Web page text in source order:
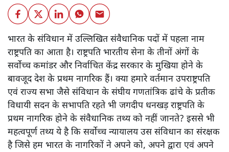
भारत के संविधान में उल्लिखित संवैधानिक पदों में पहला नाम
राष्ट्रपति का आता है। राष्ट्रपति भारतीय सेना के तीनों अंगों के
सर्वोच्च कमांडर और निर्वाचित केंद्र सरकार के मुखिया होने के
बावजूद देश के प्रथम नागरिक हैं। क्या हमारे वर्तमान उपराष्ट्रपति
एवं राज्य सभा जैसे संविधान के संघीय गणतांत्रिक ढांचे के प्रतीक
विधायी सदन के सभापति रहते भी जगदीप धनखड़ राष्ट्रपति के
प्रथम नागरिक होने के संवैधानिक तथ्य को नहीं जानते? इससे भी
महत्वपूर्ण तथ्य ये है कि सर्वोच्च न्यायालय उस संविधान का संरक्षक
है जिसे हम भारत के नागरिकों ने अपने को, अपने द्वारा एवं अपने